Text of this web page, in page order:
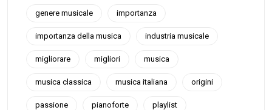
genere musicale importanza
importanza della musica industria musicale
migliorare migliori musica
musica classica musica italiana origini
passione pianoforte playlist